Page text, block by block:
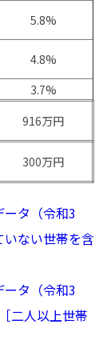
5.8%
4.8%
3.7%
916万円
300万円
タ（令和3
ない世帯を含
タ（令和3
二人以上世帯